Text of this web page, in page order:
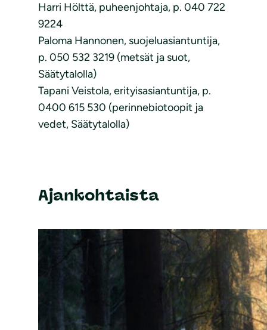
Harri Hölttä, puheenjohtaja, p. 040 722
9224
Paloma Hannonen, suojeluasiantuntija,
p. 050 532 3219 (metsät ja suot,
Säätytalolla)
Tapani Veistola, erityisasiantuntija, p.
0400 615 530 (perinnebiotoopit ja
vedet, Säätytalolla)
Ajankohtaista